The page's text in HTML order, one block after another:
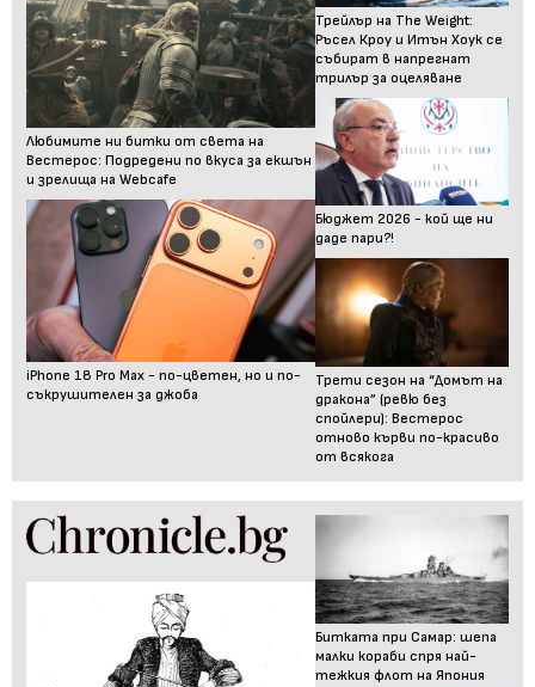
Любимите ни битки от света на
Вестерос: Подредени по вкуса за екшън
и зрелища на Webcafe
iPhone 18 Pro Max - по-цветен, но и по-
съкрушителен за джоба
Трейлър на The Weight:
Ръсел Кроу и Итън Хоук се
събират в напрегнат
трилър за оцеляване
Бюджет 2026 - кой ще ни
даде пари?!
Трети сезон на “Домът на
дракона” (ревю без
спойлери): Вестерос
отново кърви по-красиво
от всякога
Битката при Самар: шепа
малки кораби спря най-
тежкия флот на Япония